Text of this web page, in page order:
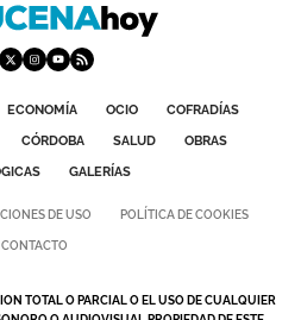
ECONOMÍA OCIO
COFRADÍAS
CÓRDOBA SALUD
OBRAS
GALERÍAS
DE USO POLÍTICA DE COOKIES
CONTACTO
TOTAL O PARCIAL O EL USO DE CUALQUIER